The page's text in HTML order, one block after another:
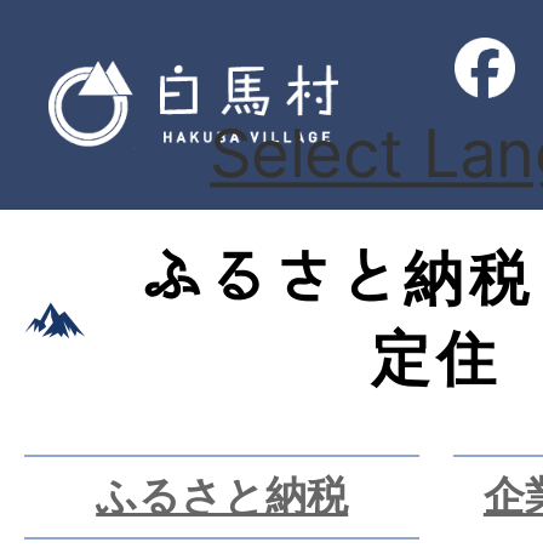
Select
ふるさと納
定住
ふるさと納税 企